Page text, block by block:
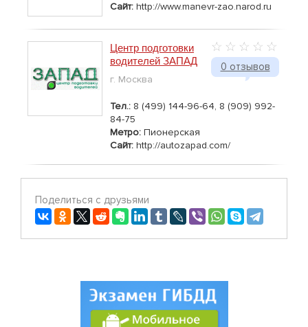
Сайт: http://www.manevr-zao.narod.ru
0 отзывов
Центр подготовки
водителей ЗАПАД
г. Москва
Тел.: 8 (499) 144-96-64, 8 (909) 992-
84-75
Метро: Пионерская
Сайт: http://autozapad.com/
Поделиться с друзьями